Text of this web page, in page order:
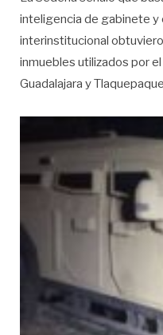
inteligencia de gabinete y
interinstitucional
inmuebles utilizados por
Guadalajara y